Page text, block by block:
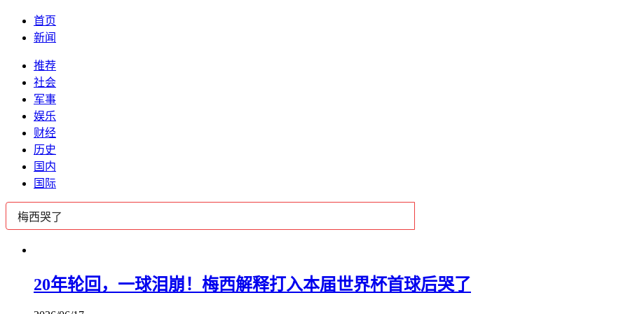
首页
新闻
推荐
社会
军事
娱乐
财经
历史
国内
国际
20年轮回，一球泪崩！梅西解释打入本届世界杯首球后哭了